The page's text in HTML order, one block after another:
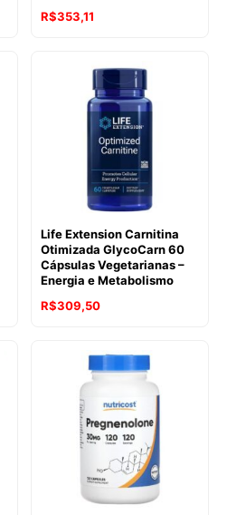
R$353,11
Life Extension Carnitina
Otimizada GlycoCarn 60
Cápsulas Vegetarianas –
Energia e Metabolismo
R$309,50